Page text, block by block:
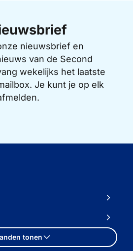
nieuwsbrief en
van de Second
wekelijks het laatste
Je kunt je op elk
tonen